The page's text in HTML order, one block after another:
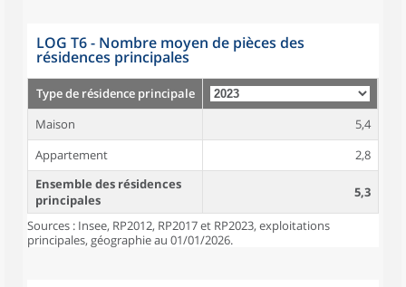
LOG T6 - Nombre moyen de pièces des
résidences principales
Type de résidence principale
Maison
5,4
Appartement
2,8
Ensemble des résidences
principales
5,3
Sources : Insee, RP2012, RP2017 et RP2023, exploitations
principales, géographie au 01/01/2026.